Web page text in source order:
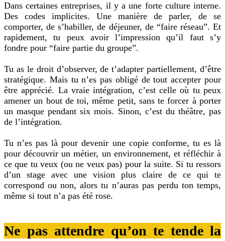
Dans certaines entreprises, il y a une forte culture interne.
Des codes implicites. Une manière de parler, de se
comporter, de s’habiller, de déjeuner, de “faire réseau”. Et
rapidement, tu peux avoir l’impression qu’il faut s’y
fondre pour “faire partie du groupe”.
Tu as le droit d’observer, de t’adapter partiellement, d’être
stratégique. Mais tu n’es pas obligé de tout accepter pour
être apprécié. La vraie intégration, c’est celle où tu peux
amener un bout de toi, même petit, sans te forcer à porter
un masque pendant six mois. Sinon, c’est du théâtre, pas
de l’intégration.
Tu n’es pas là pour devenir une copie conforme, tu es là
pour découvrir un métier, un environnement, et réfléchir à
ce que tu veux (ou ne veux pas) pour la suite. Si tu ressors
d’un stage avec une vision plus claire de ce qui te
correspond ou non, alors tu n’auras pas perdu ton temps,
même si tout n’a pas été rose.
Ne pas attendre qu’on te tende la